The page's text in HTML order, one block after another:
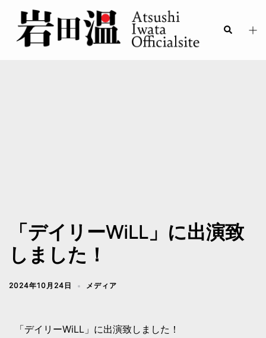
「デイリーWiLL」に出演致
しました！
2024年10月24日 メディア
「デイリーWiLL」に出演致しました！